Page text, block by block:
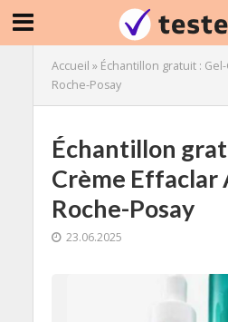
Accueil » Échantillon gratuit :
Roche-Posay
Échantillon
Crème Effaclar
Roche-Posay
23.06.2025